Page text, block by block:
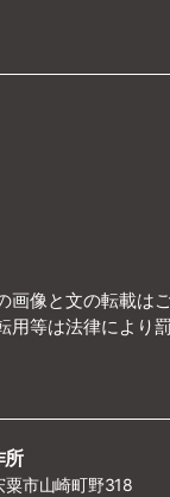
画像と文の転載は
用等は法律により
所
市山崎町野318